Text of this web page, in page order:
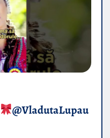
​@VladutaLupau